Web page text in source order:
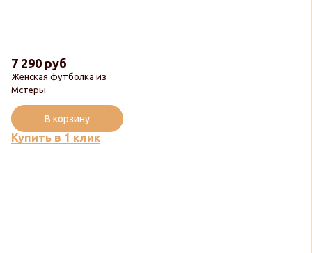
Женская футболка из
Мстеры
7 290 руб
Купить в 1 клик
В корзину